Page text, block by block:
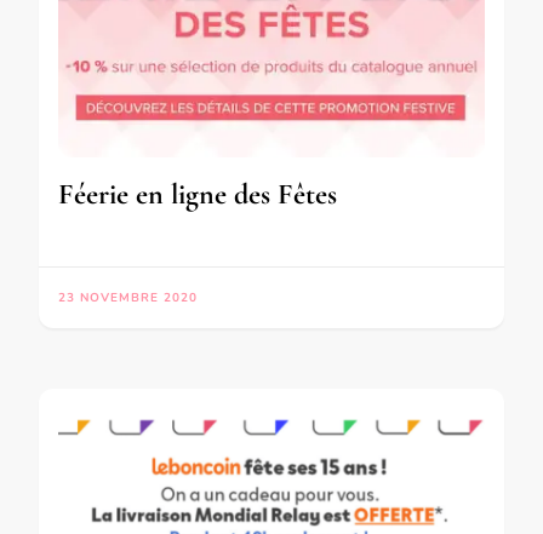
Féerie en ligne des Fêtes
23 NOVEMBRE 2020